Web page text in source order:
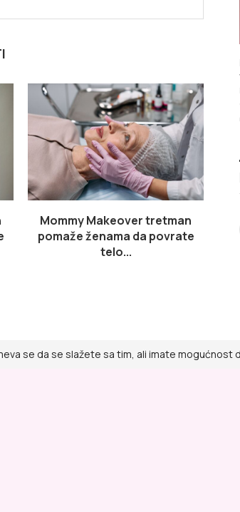
Mommy Makeover tretman
pomaže ženama da povrate
telo...
se da se slažete sa tim, ali imate mogućnost